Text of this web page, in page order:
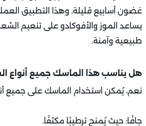
غضون أسابيع قليلة. وهذا التطبيق
يساعد الموز والأفوكادو على تنعيم
طبيعية وآمنة.
هل يناسب هذا الماسك جميع أنواع
نعم، يُمكن استخدام الماسك على جميع
جافًا: حيث يُمنح ترطيبًا مكثفًا.